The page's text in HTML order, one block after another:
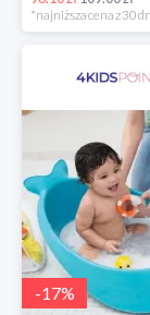
-17%